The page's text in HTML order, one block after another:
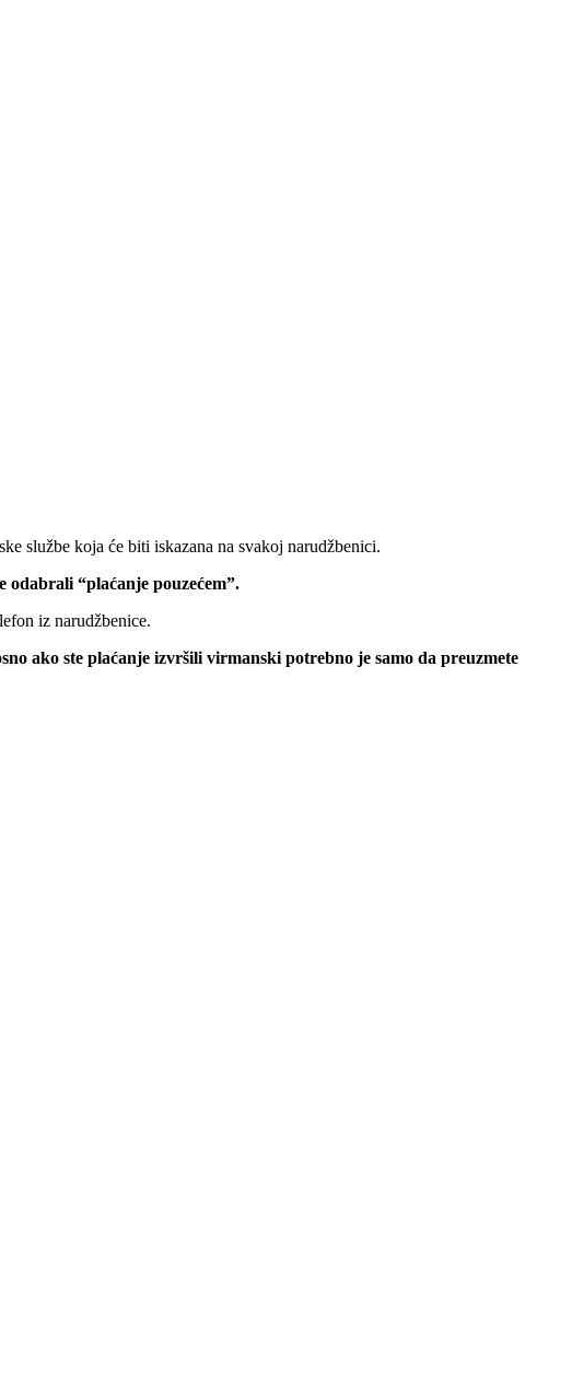
službe koja će biti iskazana na svakoj narudžbenici.
“plaćanje pouzećem”.
iz narudžbenice.
ako ste plaćanje izvršili virmanski potrebno je samo da preuzmete